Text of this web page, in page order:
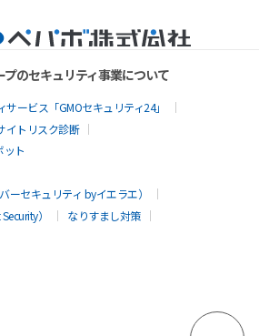
のセキュリティ事業について
ービス「GMOセキュリティ24」
イトリスク診断
ット
ーセキュリティ byイエラエ）
）
なりすまし対策